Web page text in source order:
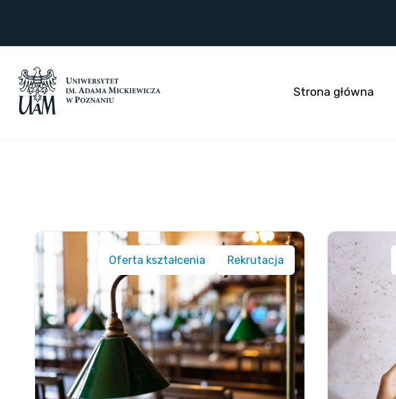
Strona główna
Oferta kształcenia Rekrutacja